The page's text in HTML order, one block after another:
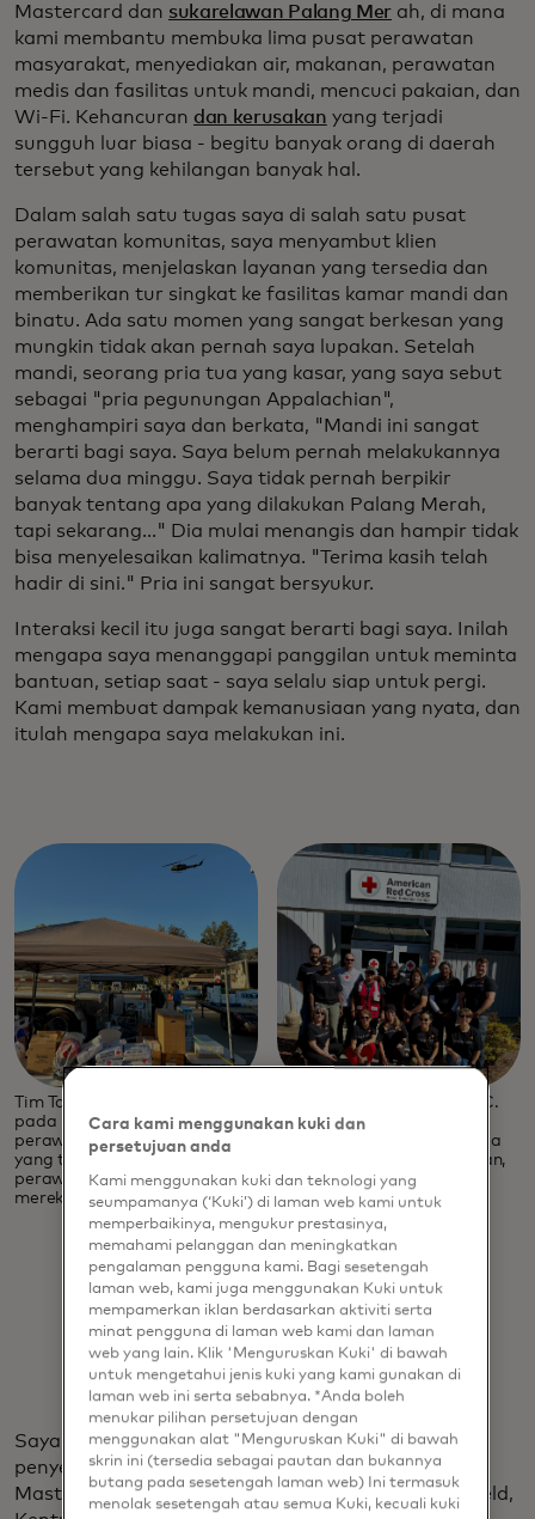
Mastercard dan sukarelawan Palang Merah, di mana
kami membantu membuka lima pusat perawatan
masyarakat, menyediakan air, makanan, perawatan
medis dan fasilitas untuk mandi, mencuci pakaian, dan
Wi-Fi. Kehancuran dan kerusakan yang terjadi
sungguh luar biasa - begitu banyak orang di daerah
tersebut yang kehilangan banyak hal.
Dalam salah satu tugas saya di salah satu pusat
perawatan komunitas, saya menyambut klien
komunitas, menjelaskan layanan yang tersedia dan
memberikan tur singkat ke fasilitas kamar mandi dan
binatu. Ada satu momen yang sangat berkesan yang
mungkin tidak akan pernah saya lupakan. Setelah
mandi, seorang pria tua yang kasar, yang saya sebut
sebagai "pria pegunungan Appalachian",
menghampiri saya dan berkata, "Mandi ini sangat
berarti bagi saya. Saya belum pernah melakukannya
selama dua minggu. Saya tidak pernah berpikir
banyak tentang apa yang dilakukan Palang Merah,
tapi sekarang..." Dia mulai menangis dan hampir tidak
bisa menyelesaikan kalimatnya. "Terima kasih telah
hadir di sini." Pria ini sangat bersyukur.
Interaksi kecil itu juga sangat berarti bagi saya. Inilah
mengapa saya menanggapi panggilan untuk meminta
bantuan, setiap saat - saya selalu siap untuk pergi.
Kami membuat dampak kemanusiaan yang nyata, dan
itulah mengapa saya melakukan ini.
Tim Tanggap Bencana Mastercard terbang ke Asheville, N.C.
pada bulan Oktober untuk membantu membuka pusat
perawatan masyarakat untuk Palang Merah, di mana warga
yang terkena dampak badai dapat menemukan air, makanan,
perawatan medis dan bahkan mandi dan mencuci pakaian
mereka.
Saya sekarang telah berpartisipasi dalam empat
penyebaran Palang Merah nasional dengan tim
Mastercard. Saya membantu masyarakat di Mayfield,
Cara kami menggunakan kuki dan
persetujuan anda
Kami menggunakan kuki dan teknologi yang
seumpamanya (‘Kuki’) di laman web kami untuk
memperbaikinya, mengukur prestasinya,
memahami pelanggan dan meningkatkan
pengalaman pengguna kami. Bagi sesetengah
laman web, kami juga menggunakan Kuki untuk
mempamerkan iklan berdasarkan aktiviti serta
minat pengguna di laman web kami dan laman
web yang lain. Klik 'Menguruskan Kuki' di bawah
untuk mengetahui jenis kuki yang kami gunakan di
laman web ini serta sebabnya. *Anda boleh
menukar pilihan persetujuan dengan
menggunakan alat "Menguruskan Kuki" di bawah
skrin ini (tersedia sebagai pautan dan bukannya
butang pada sesetengah laman web) Ini termasuk
menolak sesetengah atau semua Kuki, kecuali kuki